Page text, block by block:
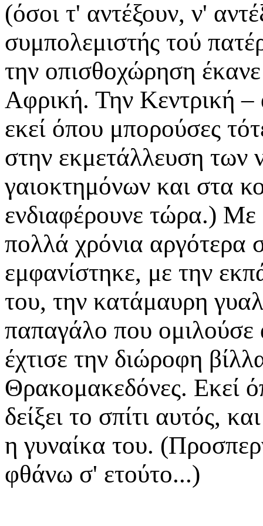
(όσοι τ' αντέξουν, ν'
συμπολεμιστής τού
την οπισθοχώρηση
Αφρική. Την Κεντρική –
εκεί όπου μπορούσες
στην εκμετάλλευση των
γαιοκτημόνων και στα
ενδιαφέρουνε τώρα.) Με
πολλά χρόνια αργότερα
εμφανίστηκε, με την
του, την κατάμαυρη
παπαγάλο που ομιλούσε
έχτισε την διώροφη
Θρακομακεδόνες. Εκεί
δείξει το σπίτι αυτός,
η γυναίκα του.
φθάνω σ' ετούτο...)